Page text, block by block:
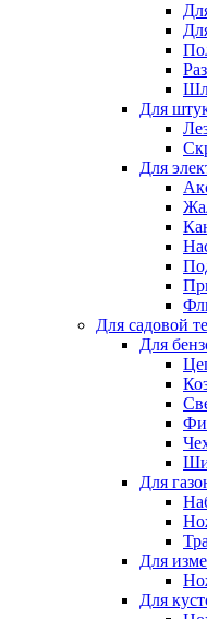
Для
Для
Для садовой
Для
Для
Для
Для